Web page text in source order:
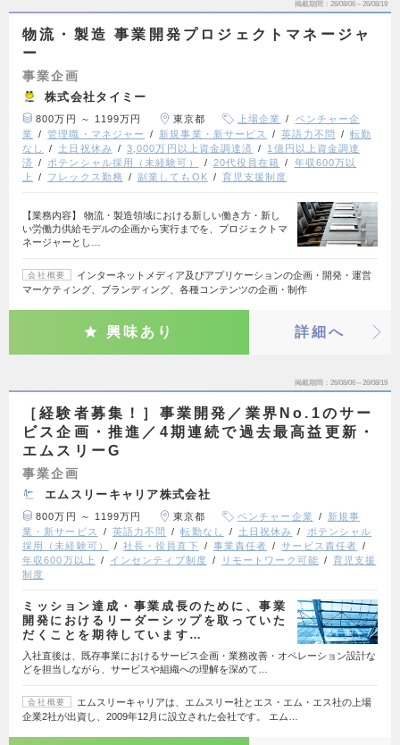
掲載期間 26/08/06～26/08/19
物流・製造 事業開発プロジェクトマネージャ
ー
事業企画
株式会社タイミー
800万円 ～ 1199万円 東京都 上場企業
ベンチャー企
業
管理職・マネジャー 新規事業・新サービス 英語力不問
転勤
なし
土日祝休み 3,000万円以上資金調達済
1億円以上資金調達
済
ポテンシャル採用（未経験可） 20代役員在籍
年収600万以
上
フレックス勤務 副業してもOK 育児支援制度
【業務内容】 物流・製造領域における新しい働き方・新し
い労働力供給モデルの企画から実行までを、プロジェクトマ
ネージャーとし…
会社概要
インターネットメディア及びアプリケーションの企画・開発・運営
マーケティング、ブランディング、各種コンテンツの企画・制作
興味あり 詳細へ
掲載期間 26/08/06～26/08/19
［経験者募集！］事業開発／業界No.1のサー
ビス企画・推進／4期連続で過去最高益更新・
エムスリーG
事業企画
エムスリーキャリア株式会社
800万円 ～ 1199万円 東京都 ベンチャー企業
新規事
業・新サービス
英語力不問 転勤なし 土日祝休み
ポテンシャル
採用（未経験可）
社長・役員直下 事業責任者
サービス責任者
年収600万以上
インセンティブ制度 リモートワーク可能
育児支援
制度
ミッション達成・事業成長のために、事業
開発におけるリーダーシップを取っていた
だくことを期待しています…
入社直後は、既存事業におけるサービス企画・業務改善・オペレーション設計な
どを担当しながら、サービスや組織への理解を深めて…
会社概要
エムスリーキャリアは、エムスリー社とエス・エム・エス社の上場
企業2社が出資し、2009年12月に設立された会社です。 エム…